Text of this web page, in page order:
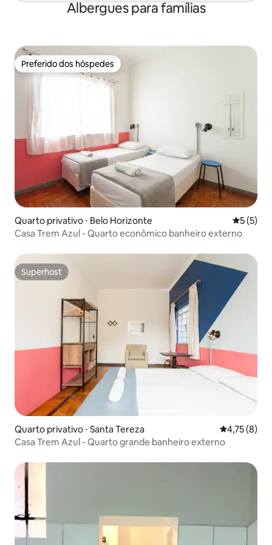
Albergues para famílias
Preferido dos hóspedes
Preferido dos hóspedes
Quarto privativo ⋅ Belo Horizonte 5 de
5 (5)
Casa Trem Azul - Quarto econômico banheiro externo
Superhost
Superhost
Quarto privativo ⋅ Santa Tereza 4,75 de
4,75 (8)
Casa Trem Azul - Quarto grande banheiro externo